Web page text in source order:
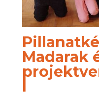
Madarak
l